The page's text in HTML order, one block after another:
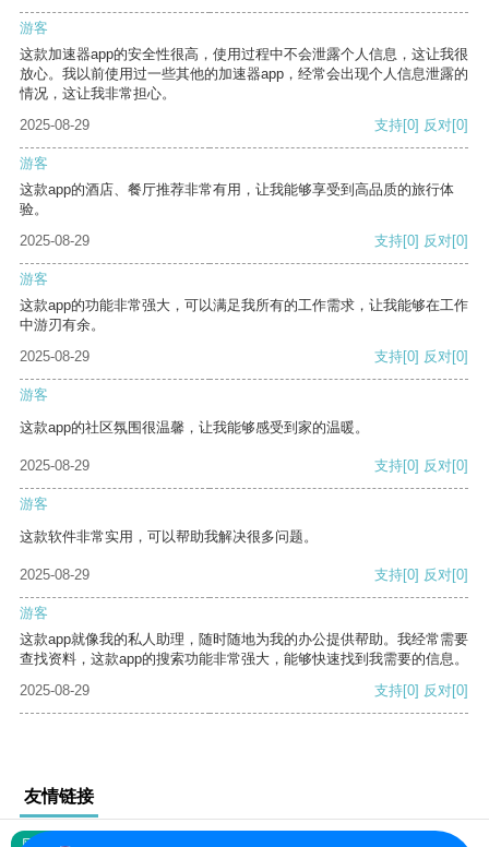
游客
这款加速器app的安全性很高，使用过程中不会泄露个人信息，这让我很
放心。我以前使用过一些其他的加速器app，经常会出现个人信息泄露的
情况，这让我非常担心。
2025-08-29
支持[0] 反对[0]
游客
这款app的酒店、餐厅推荐非常有用，让我能够享受到高品质的旅行体
验。
2025-08-29
支持[0] 反对[0]
游客
这款app的功能非常强大，可以满足我所有的工作需求，让我能够在工作
中游刃有余。
2025-08-29
支持[0] 反对[0]
游客
这款app的社区氛围很温馨，让我能够感受到家的温暖。
2025-08-29 支持[0] 反对[0]
游客
这款软件非常实用，可以帮助我解决很多问题。
2025-08-29 支持[0] 反对[0]
游客
这款app就像我的私人助理，随时随地为我的办公提供帮助。我经常需要
查找资料，这款app的搜索功能非常强大，能够快速找到我需要的信息。
2025-08-29
支持[0] 反对[0]
友情链接